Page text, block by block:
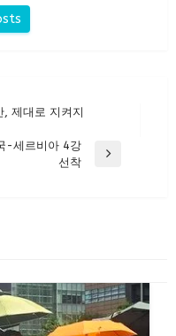
, 제대로 지켜지
-세르비아 4강
선착